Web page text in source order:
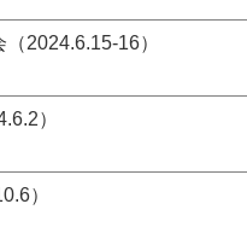
2024.6.15-16）
）
）